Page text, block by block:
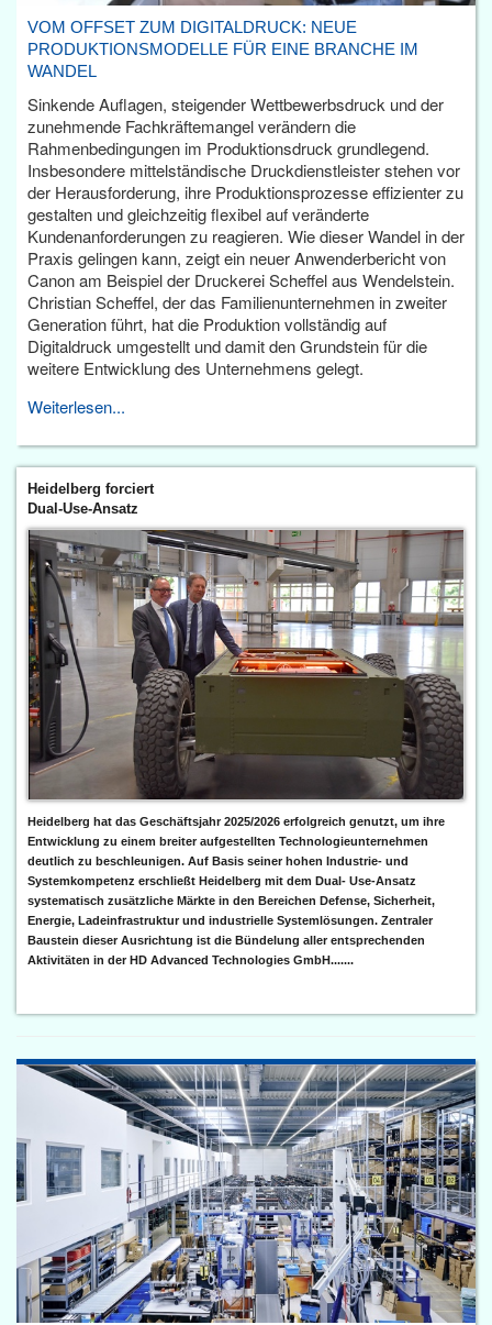
VOM OFFSET ZUM DIGITALDRUCK: NEUE
PRODUKTIONSMODELLE FÜR EINE BRANCHE IM
WANDEL
Sinkende Auflagen, steigender Wettbewerbsdruck und der
zunehmende Fachkräftemangel verändern die
Rahmenbedingungen im Produktionsdruck grundlegend.
Insbesondere mittelständische Druckdienstleister stehen vor
der Herausforderung, ihre Produktionsprozesse effizienter zu
gestalten und gleichzeitig flexibel auf veränderte
Kundenanforderungen zu reagieren. Wie dieser Wandel in der
Praxis gelingen kann, zeigt ein neuer Anwenderbericht von
Canon am Beispiel der Druckerei Scheffel aus Wendelstein.
Christian Scheffel, der das Familienunternehmen in zweiter
Generation führt, hat die Produktion vollständig auf
Digitaldruck umgestellt und damit den Grundstein für die
weitere Entwicklung des Unternehmens gelegt.
Weiterlesen...
Heidelberg forciert
Dual-Use-Ansatz
Heidelberg hat das Geschäftsjahr 2025/2026 erfolgreich genutzt, um ihre
Entwicklung zu einem breiter aufgestellten Technologieunternehmen
deutlich zu beschleunigen. Auf Basis seiner hohen Industrie- und
Systemkompetenz erschließt Heidelberg mit dem Dual- Use-Ansatz
systematisch zusätzliche Märkte in den Bereichen Defense, Sicherheit,
Energie, Ladeinfrastruktur und industrielle Systemlösungen. Zentraler
Baustein dieser Ausrichtung ist die Bündelung aller entsprechenden
Aktivitäten in der HD Advanced Technologies GmbH.......